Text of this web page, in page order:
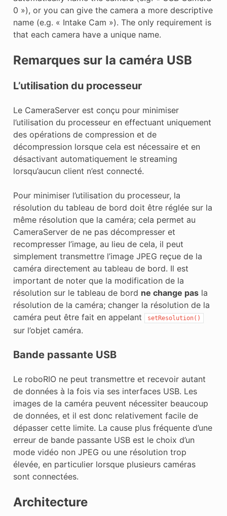
0 »), or you can give the camera a more descriptive
name (e.g. « Intake Cam »). The only requirement is
that each camera have a unique name.
Remarques sur la caméra USB
L’utilisation du processeur
Le CameraServer est conçu pour minimiser
l’utilisation du processeur en effectuant uniquement
des opérations de compression et de
décompression lorsque cela est nécessaire et en
désactivant automatiquement le streaming
lorsqu’aucun client n’est connecté.
Pour minimiser l’utilisation du processeur, la
résolution du tableau de bord doit être réglée sur la
même résolution que la caméra; cela permet au
CameraServer de ne pas décompresser et
recompresser l’image, au lieu de cela, il peut
simplement transmettre l’image JPEG reçue de la
caméra directement au tableau de bord. Il est
important de noter que la modification de la
résolution sur le tableau de bord ne change pasla
résolution de la caméra; changer la résolution de la
caméra peut être fait en appelant
setResolution()
sur l’objet caméra.
Bande passante USB
Le roboRIO ne peut transmettre et recevoir autant
de données à la fois via ses interfaces USB. Les
images de la caméra peuvent nécessiter beaucoup
de données, et il est donc relativement facile de
dépasser cette limite. La cause plus fréquente d’une
erreur de bande passante USB est le choix d’un
mode vidéo non JPEG ou une résolution trop
élevée, en particulier lorsque plusieurs caméras
sont connectées.
Architecture